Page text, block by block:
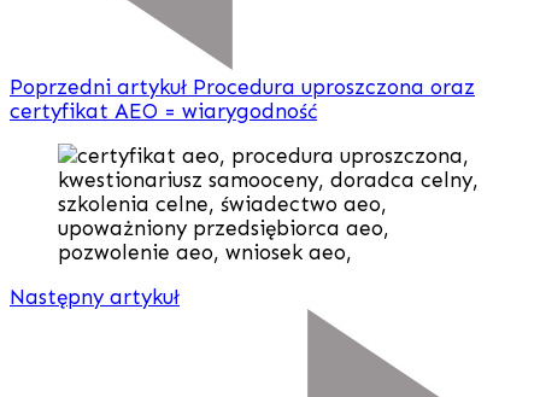
Poprzedni artykuł Procedura uproszczona oraz
certyfikat AEO = wiarygodność
Następny artykuł